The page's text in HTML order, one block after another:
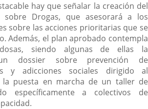
hay que señalar la creación del
sobre Drogas, que asesorará a los
sobre las acciones prioritarias que se
Además, el plan aprobado contempla
siendo algunas de ellas la
dossier sobre prevención de
y adicciones sociales dirigido al
la puesta en marcha de un taller de
específicamente a colectivos de